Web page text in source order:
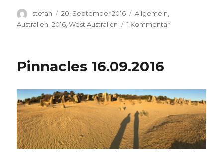
Autor
stefan
Veröffentlicht
am
20. September 2016 Kategorien
Allgemein,
Australien_2016 ,West Australien 1 Kommentarzu
Pinnacles 16.09.2016